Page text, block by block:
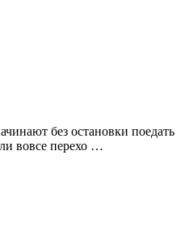
без остановки поедать
вовсе перехо …